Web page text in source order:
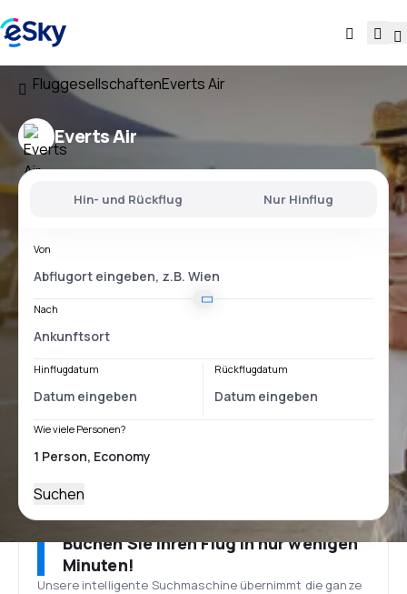
FluggesellschaftenEverts Air
Everts Air
Hin- und Rückflug Nur Hinflug
Von
Nach
Hinflugdatum Rückflugdatum
Wie viele Personen?
Suchen
Buchen Sie Ihren Flug in nur wenigen
Minuten!
Unsere intelligente Suchmaschine übernimmt die ganze